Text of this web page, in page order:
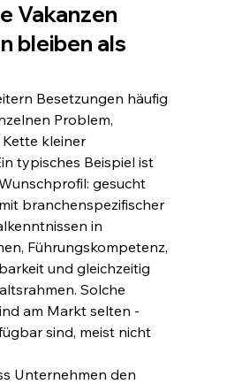
Vakanzen
bleiben als
Besetzungen häufig
Problem,
kleiner
typisches Beispiel ist
gesucht
branchenspezifischer
in
Führungskompetenz,
und gleichzeitig
Solche
am Markt selten -
sind, meist nicht
Unternehmen den